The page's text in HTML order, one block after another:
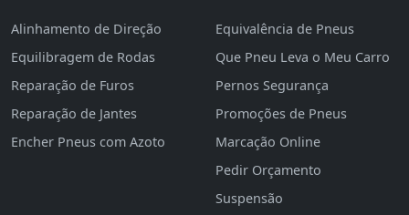
Alinhamento de Direção
Equilibragem de Rodas
Reparação de Furos
Reparação de Jantes
Encher Pneus com Azoto
Equivalência de Pneus
Que Pneu Leva o Meu Carro
Pernos Segurança
Promoções de Pneus
Marcação Online
Pedir Orçamento
Suspensão